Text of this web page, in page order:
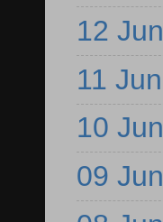
12 Jun
11 Jun
10 Jun
09 Jun